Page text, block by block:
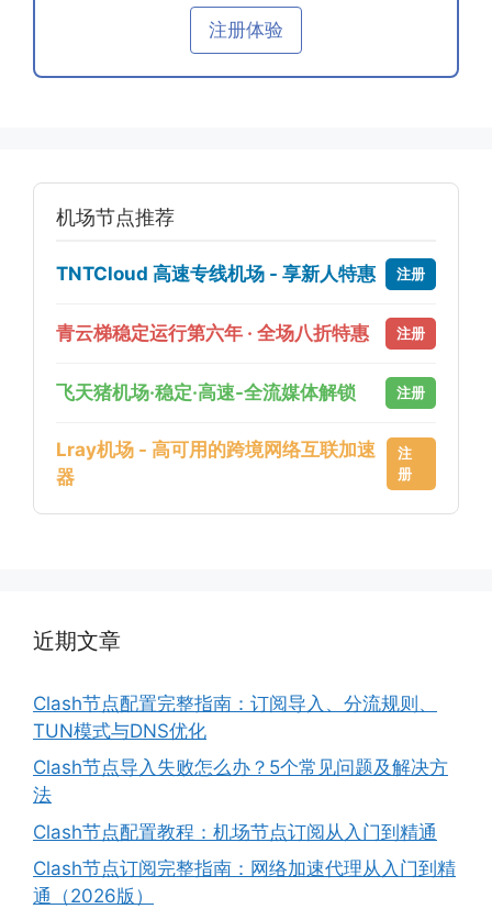
注册体验
机场节点推荐
TNTCloud 高速专线机场 - 享新人特惠 注册
青云梯稳定运行第六年 · 全场八折特惠 注册
飞天猪机场·稳定·高速-全流媒体解锁 注册
Lray机场 - 高可用的跨境网络互联加速
器
注
册
近期文章
Clash节点配置完整指南：订阅导入、分流规则、
TUN模式与DNS优化
Clash节点导入失败怎么办？5个常见问题及解决方
法
Clash节点配置教程：机场节点订阅从入门到精通
Clash节点订阅完整指南：网络加速代理从入门到精
通（2026版）